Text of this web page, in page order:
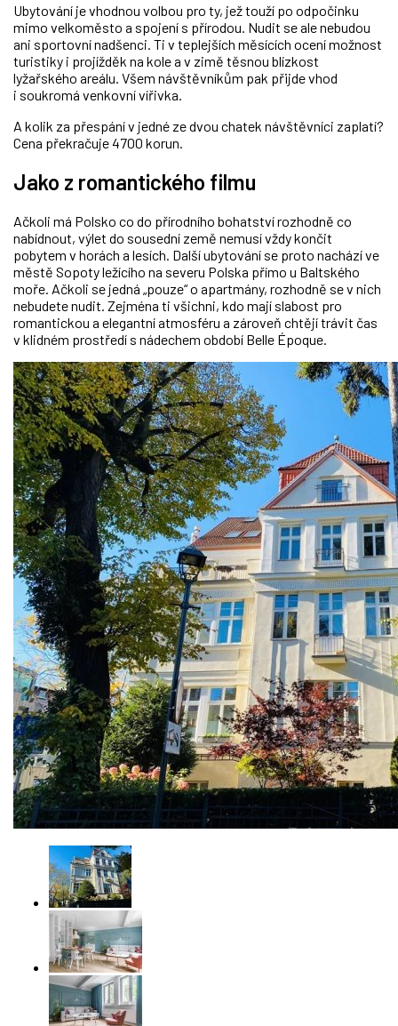
Ubytování je vhodnou volbou pro ty, jež touží po odpočinku
mimo velkoměsto a spojení s přírodou. Nudit se ale nebudou
ani sportovní nadšenci. Ti v teplejších měsících ocení možnost
turistiky i projížděk na kole a v zimě těsnou blízkost
lyžařského areálu. Všem návštěvníkům pak přijde vhod
i soukromá venkovní vířivka.
A kolik za přespání v jedné ze dvou chatek návštěvníci zaplatí?
Cena překračuje 4700 korun.
Jako z romantického filmu
Ačkoli má Polsko co do přírodního bohatství rozhodně co
nabídnout, výlet do sousední země nemusí vždy končit
pobytem v horách a lesích. Další ubytování se proto nachází ve
městě Sopoty ležícího na severu Polska přímo u Baltského
moře. Ačkoli se jedná „pouze“ o apartmány, rozhodně se v nich
nebudete nudit. Zejména ti všichni, kdo mají slabost pro
romantickou a elegantní atmosféru a zároveň chtějí trávit čas
v klidném prostředí s nádechem období Belle Époque.